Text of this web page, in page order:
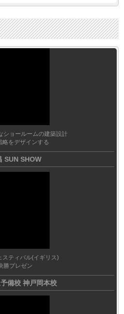
ショールームの建築設計
略をデザインする
SUN SHOW
スティバル(イギリス)
勝プレゼン
備校 神戸岡本校